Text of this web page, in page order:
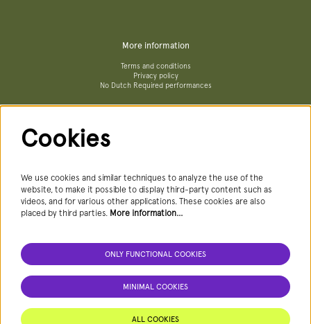
More information
Terms and conditions
Privacy policy
No Dutch Required performances
Newsletter
SIGN UP NEWSLETTER
Cookies
We use cookies and similar techniques to analyze the use of the
website, to make it possible to display third-party content such as
videos, and for various other applications. These cookies are also
placed by third parties. More information…
ONLY FUNCTIONAL COOKIES
MINIMAL COOKIES
ALL COOKIES